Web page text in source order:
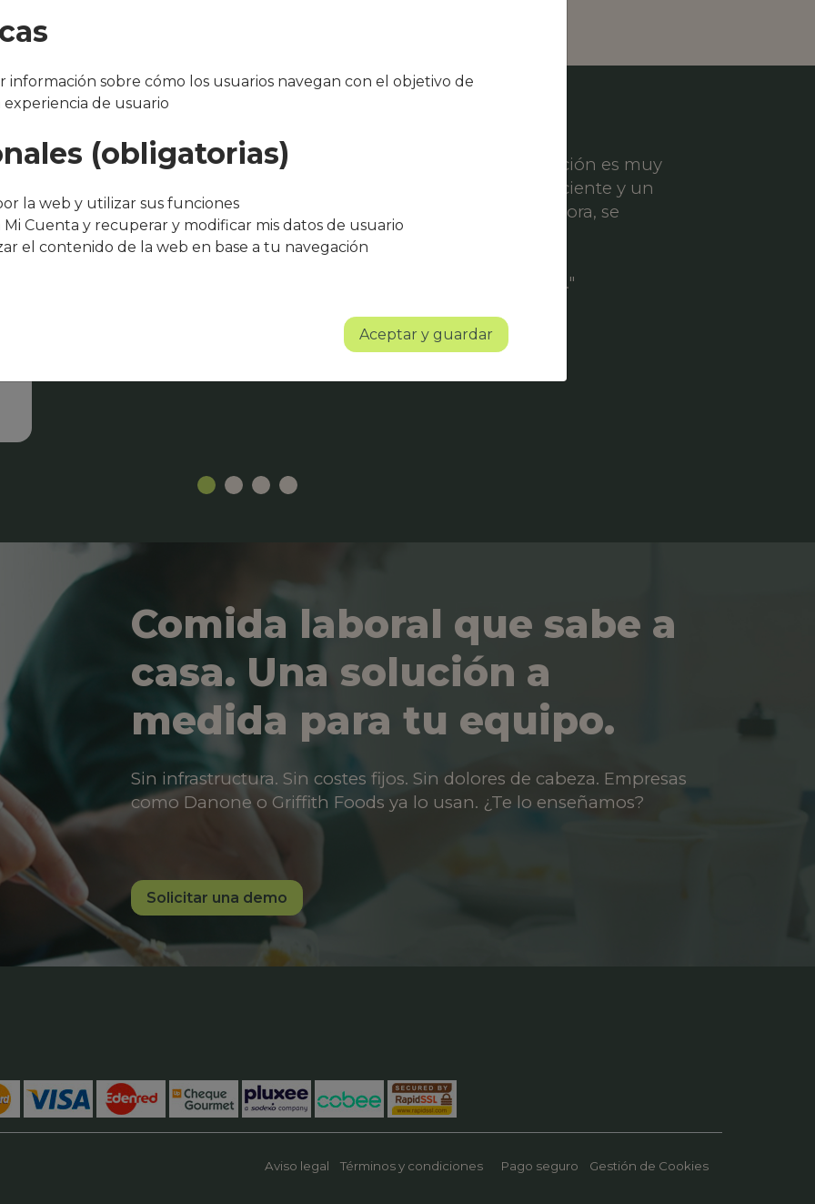
"Después de varios meses con el servicio, el nivel de satisfacción es muy
bueno. El equipo de Que Cocine Peter ofrece un servicio eficiente y un
trato excelente, siempre atentos a cualquier solicitud de mejora, se
agradece su entusiasmo, dedicación y profesionalidad.
Sin lugar a dudas se trata de un proyecto con mucho futuro."
Albert Torné - HR Manager Guarro Casas
Comida laboral que sabe a
casa. Una solución a
medida para tu equipo.
Sin infrastructura. Sin costes fijos. Sin dolores de cabeza. Empresas
como Danone o Griffith Foods ya lo usan. ¿Te lo enseñamos?
Solicitar una demo
Aviso legal Términos y condiciones Pago seguro Gestión de Cookies
información sobre cómo los usuarios navegan con el objetivo de
experiencia de usuario
(obligatorias)
la web y utilizar sus funciones
Mi Cuenta y recuperar y modificar mis datos de usuario
el contenido de la web en base a tu navegación
Aceptar y guardar